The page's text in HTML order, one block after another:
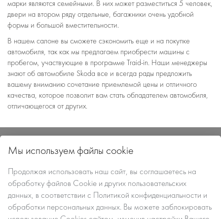
марки являются семейными. В них может разместиться 5 человек,
двери на втором ряду отдельные, багажники очень удобной
формы и большой вместительности.
В нашем салоне вы сможете сэкономить еще и на покупке
автомобиля, так как мы предлагаем приобрести машины с
пробегом, участвующие в программе Traid-in. Наши менеджеры
знают об автомобиле Skoda все и всегда рады предложить
вашему вниманию сочетание приемлемой цены и отличного
качества, которое позволит вам стать обладателем автомобиля,
отличающегося от других.
г. Владимир, 2026 г.
Данный сайт несет информационный характер и ни при каких условиях
материалы и цены, размещенные на сайте, не являются публичной офертой.
Мы используем файлы cookie
Продолжая использовать наш сайт, вы соглашаетесь на
обработку файлов Сookie и других пользовательских
данных, в соответствии с
Политикой конфиденциальности и
обработки персональных данных. Вы можете заблокировать